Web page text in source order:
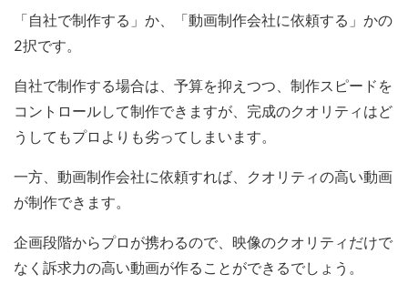
「自社で制作する」か、「動画制作会社に依頼する」かの
2択です。
自社で制作する場合は、予算を抑えつつ、制作スピードを
コントロールして制作できますが、完成のクオリティはど
うしてもプロよりも劣ってしまいます。
一方、動画制作会社に依頼すれば、クオリティの高い動画
が制作できます。
企画段階からプロが携わるので、映像のクオリティだけで
なく訴求力の高い動画が作ることができるでしょう。